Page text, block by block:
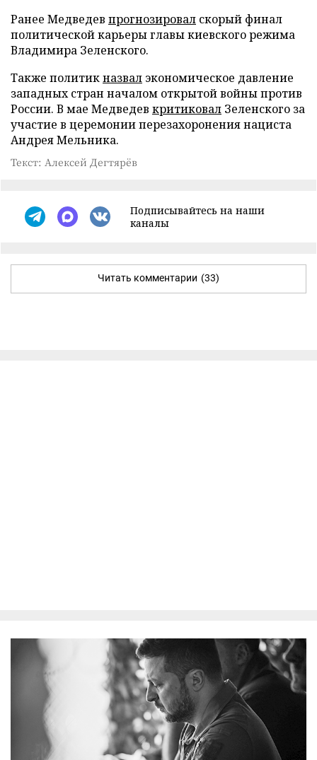
Ранее Медведев прогнозировал скорый финал
политической карьеры главы киевского режима
Владимира Зеленского.
Также политикназвал экономическое давление
западных стран началом открытой войны против
России. В мае Медведев критиковал Зеленского за
участие в церемонии перезахоронения нациста
Андрея Мельника.
Текст: Алексей Дегтярёв
Подписывайтесь на наши
каналы
Читать комментарии (33)